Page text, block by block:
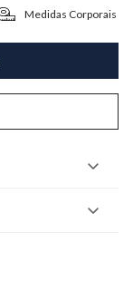
Medidas Corporais